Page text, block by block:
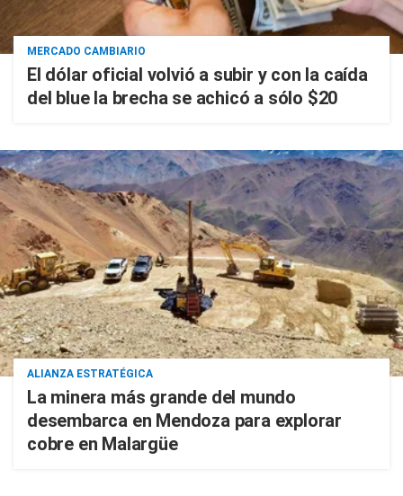
MERCADO CAMBIARIO
El dólar oficial volvió a subir y con la caída
del blue la brecha se achicó a sólo $20
ALIANZA ESTRATÉGICA
La minera más grande del mundo
desembarca en Mendoza para explorar
cobre en Malargüe